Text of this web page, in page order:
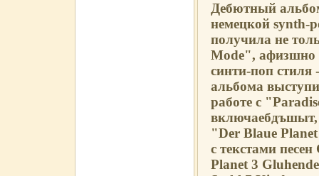
Дебютный
немецкой synth-
получила не
Mode", афизшно
синти-поп
альбома
работе с
включаебдъшыт,
"Der Blaue
с текстами
Planet 3